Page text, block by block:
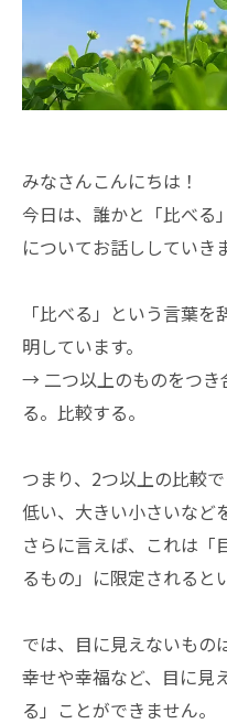
みなさんこんにちは！
今日は、誰かと「比べる
についてお話ししていき
「比べる」という言葉
明しています。
→ 二つ以上のものをつき
る。比較する。
つまり、2つ以上の比較
低い、大きい小さいなど
さらに言えば、これは「
るもの」に限定されると
では、目に見えないもの
幸せや幸福など、目に見
る」ことができません。